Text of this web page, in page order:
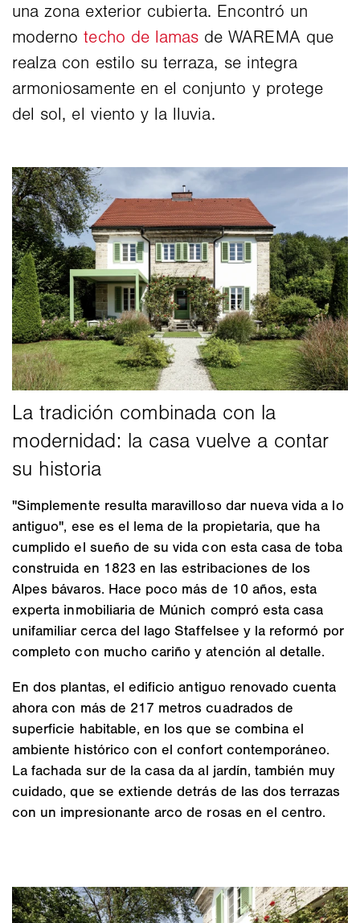
una zona exterior cubierta. Encontró un
modernotecho de lamas de WAREMA que
realza con estilo su terraza, se integra
armoniosamente en el conjunto y protege
del sol, el viento y la lluvia.
"Simplemente resulta maravilloso dar nueva vida a lo
antiguo", ese es el lema de la propietaria, que ha
cumplido el sueño de su vida con esta casa de toba
construida en 1823 en las estribaciones de los
Alpes bávaros. Hace poco más de 10 años, esta
experta inmobiliaria de Múnich compró esta casa
unifamiliar cerca del lago Staffelsee y la reformó por
completo con mucho cariño y atención al detalle.
En dos plantas, el edificio antiguo renovado cuenta
ahora con más de 217 metros cuadrados de
superficie habitable, en los que se combina el
ambiente histórico con el confort contemporáneo.
La fachada sur de la casa da al jardín, también muy
cuidado, que se extiende detrás de las dos terrazas
con un impresionante arco de rosas en el centro.